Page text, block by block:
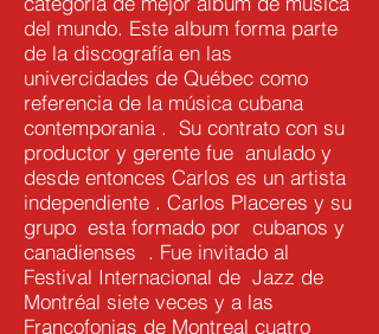
del mundo. Este album forma parte
de la discografía en las
univercidades de Québec como
referencia de la música cubana
contemporania . Su contrato con su
productor y gerente fue anulado y
desde entonces Carlos es un artista
independiente . Carlos Placeres y su
grupo esta formado por cubanos y
canadienses . Fue invitado al
Festival Internacional de Jazz de
Montréal siete veces y a las
Francofonias de Montreal cuatro